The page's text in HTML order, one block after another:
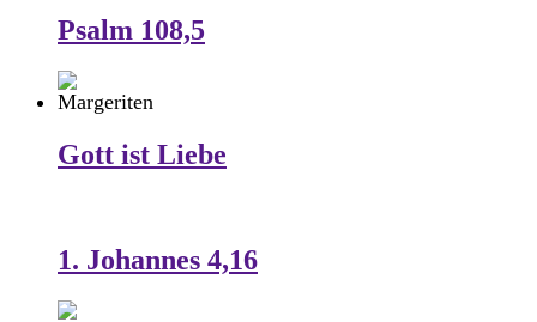
Psalm 108,5
Gott ist Liebe
1. Johannes 4,16